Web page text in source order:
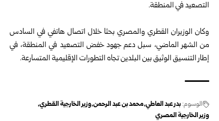
التصعيد في المنطقة.
وكان الوزيران القطري والمصري بحثا خلال اتصال هاتفي في السادس
من الشهر الماضي، سبل دعم جهود خفض التصعيد في المنطقة، في
إطار التنسيق الوثيق بين البلدين تجاه التطورات الإقليمية المتسارعة.
الوسوم:بدر عبد العاطي محمد بن عبد الرحمن وزير الخارجية القطري
وزير الخارجية المصري